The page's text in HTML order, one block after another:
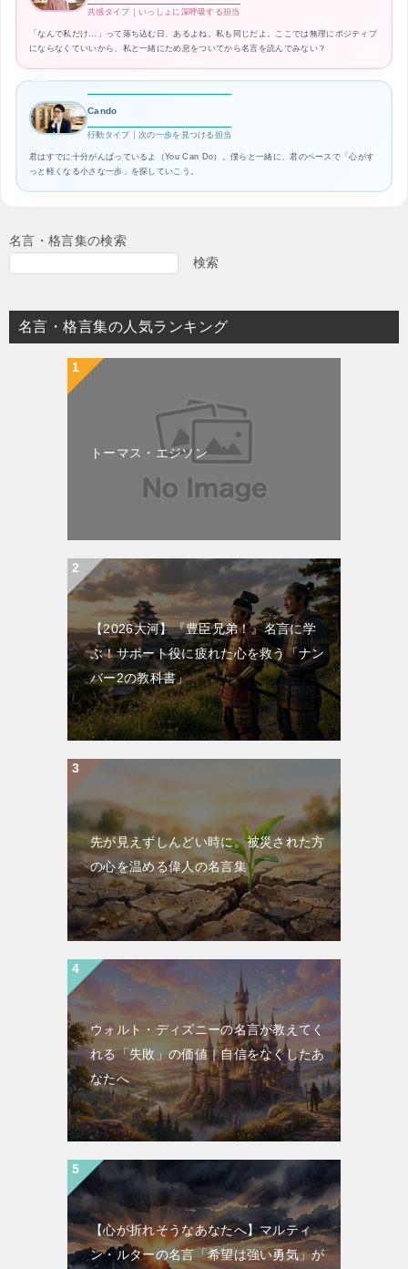
共感タイプ｜いっしょに深呼吸する担当
「なんで私だけ…」って落ち込む日、あるよね。私も同じだよ。ここでは無理にポジティブ
にならなくていいから、私と一緒にため息をついてから名言を読んでみない？
Cando
行動タイプ｜次の一歩を見つける担当
君はすでに十分がんばっているよ（You Can Do）。僕らと一緒に、君のペースで「心がす
っと軽くなる小さな一歩」を探していこう。
名言・格言集の検索
検索
名言・格言集の人気ランキング
トーマス・エジソン
【2026大河】『豊臣兄弟！』名言に学
ぶ！サポート役に疲れた心を救う「ナン
バー2の教科書」
先が見えずしんどい時に。被災された方
の心を温める偉人の名言集
ウォルト・ディズニーの名言が教えてく
れる「失敗」の価値｜自信をなくしたあ
なたへ
【心が折れそうなあなたへ】マルティ
ン・ルターの名言「希望は強い勇気」が